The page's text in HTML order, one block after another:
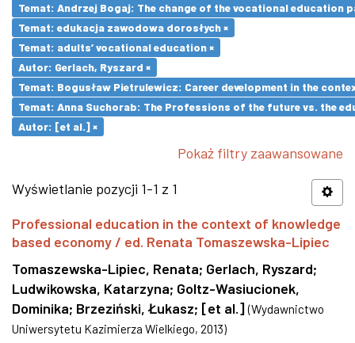
Temat: Andrzej Bogaj: The change of the vocational education
Temat: edukacja zawodowa dorosłych ×
Temat: adults’ vocational education ×
Autor: Gerlach, Ryszard ×
Temat: Bogusław Pietrulewicz: Career development in the
Temat: Anna Suchorab: The Professions of the future vs. the
Autor: [et al.] ×
Pokaż filtry zaawansowane
Wyświetlanie pozycji 1-1 z 1
Professional education in the context of knowledge
based economy / ed. Renata Tomaszewska-Lipiec
Tomaszewska-Lipiec, Renata; Gerlach, Ryszard;
Ludwikowska, Katarzyna; Goltz-Wasiucionek,
Dominika; Brzeziński, Łukasz; [et al.] (Wydawnictwo
Uniwersytetu Kazimierza Wielkiego, 2013)